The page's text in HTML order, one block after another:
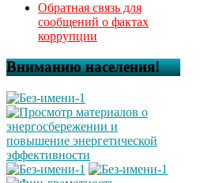
Обратная связь для
сообщений о фактах
коррупции
Вниманию населения!